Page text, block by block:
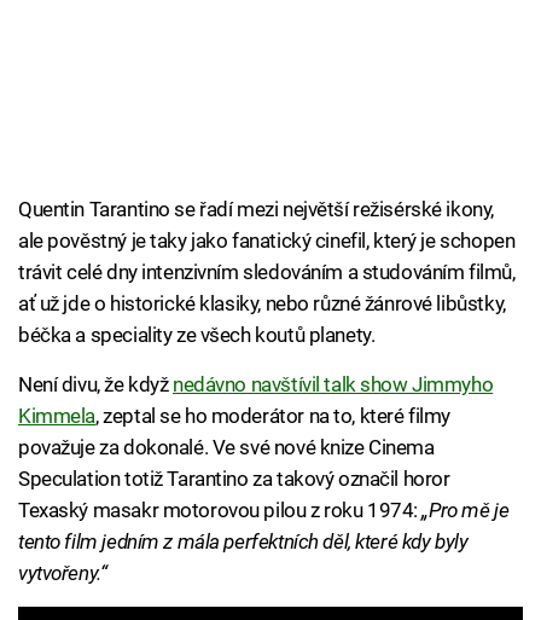
Quentin Tarantino se řadí mezi největší režisérské ikony,
ale pověstný je taky jako fanatický cinefil, který je schopen
trávit celé dny intenzivním sledováním a studováním filmů,
ať už jde o historické klasiky, nebo různé žánrové libůstky,
béčka a speciality ze všech koutů planety.
Není divu, že když nedávno navštívil talk show Jimmyho
Kimmela, zeptal se ho moderátor na to, které filmy
považuje za dokonalé. Ve své nové knize Cinema
Speculation totiž Tarantino za takový označil horor
Texaský masakr motorovou pilou z roku 1974:„Pro mě je
tento film jedním z mála perfektních děl, které kdy byly
vytvořeny.“